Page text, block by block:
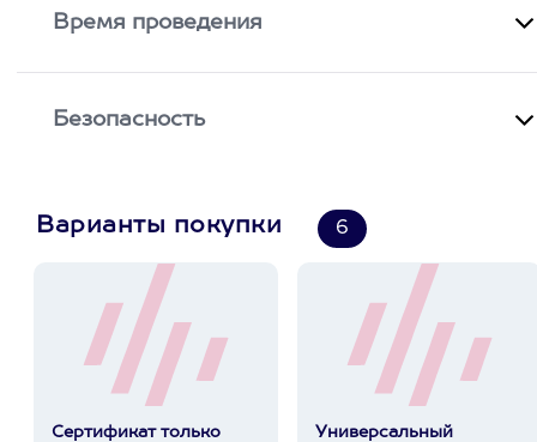
Время проведения
Безопасность
Варианты покупки 6
Сертификат только
Универсальный